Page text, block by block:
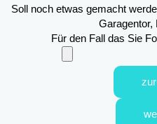
Soll noch etwas gemacht
Garagentor,
Für den Fall das Sie